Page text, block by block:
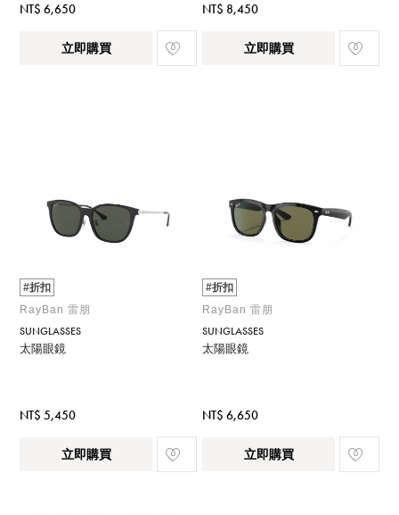
NT$ 6,650
立即購買
NT$ 8,450
立即購買
#折扣
RayBan 雷朋
SUNGLASSES
太陽眼鏡
NT$ 5,450
立即購買
#折扣
RayBan 雷朋
SUNGLASSES
太陽眼鏡
NT$ 6,650
立即購買